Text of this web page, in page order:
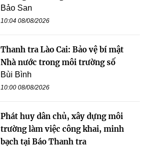
Bảo San
10:04 08/08/2026
Thanh tra Lào Cai: Bảo vệ bí mật
Nhà nước trong môi trường số
Bùi Bình
10:00 08/08/2026
Phát huy dân chủ, xây dựng môi
trường làm việc công khai, minh
bạch tại Báo Thanh tra